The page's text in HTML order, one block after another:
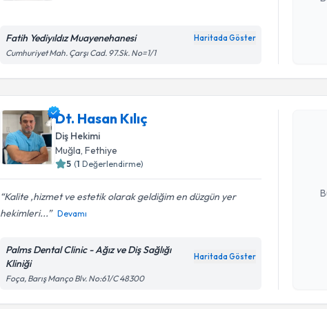
Fatih Yediyıldız Muayenehanesi Haritada Göster
Cumhuriyet Mah. Çarşı Cad. 97.Sk. No=1/1
Dt. Hasan Kılıç
Diş Hekimi
Muğla, Fethiye
5 (1 Değerlendirme)
Kalite ,hizmet ve estetik olarak geldiğim en düzgün yer
hekimleri...
Devamı
Palms Dental Clinic - Ağız ve Diş Sağlığı
Kliniği
Haritada Göster
Foça, Barış Manço Blv. No:61/C 48300